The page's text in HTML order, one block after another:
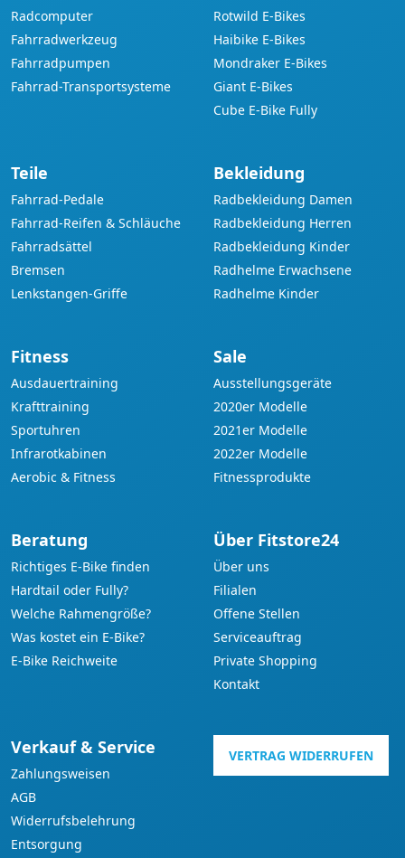
Radcomputer
Fahrradwerkzeug
Fahrradpumpen
Fahrrad-Transportsysteme
Rotwild E-Bikes
Haibike E-Bikes
Mondraker E-Bikes
Giant E-Bikes
Cube E-Bike Fully
Teile
Fahrrad-Pedale
Fahrrad-Reifen & Schläuche
Fahrradsättel
Bremsen
Lenkstangen-Griffe
Bekleidung
Radbekleidung Damen
Radbekleidung Herren
Radbekleidung Kinder
Radhelme Erwachsene
Radhelme Kinder
Fitness
Ausdauertraining
Krafttraining
Sportuhren
Infrarotkabinen
Aerobic & Fitness
Sale
Ausstellungsgeräte
2020er Modelle
2021er Modelle
2022er Modelle
Fitnessprodukte
Beratung
Richtiges E-Bike finden
Hardtail oder Fully?
Welche Rahmengröße?
Was kostet ein E-Bike?
E-Bike Reichweite
Über Fitstore24
Über uns
Filialen
Offene Stellen
Serviceauftrag
Private Shopping
Kontakt
Verkauf & Service
Zahlungsweisen
AGB
Widerrufsbelehrung
Entsorgung
VERTRAG WIDERRUFEN